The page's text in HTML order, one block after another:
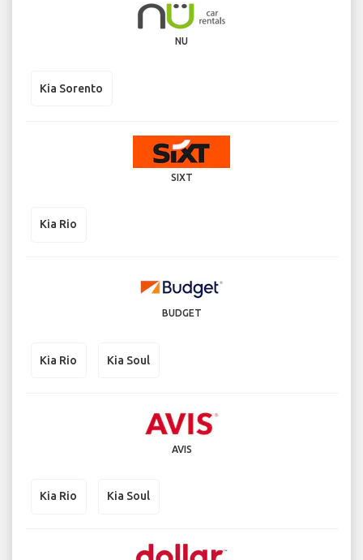
NU
Kia Sorento
SIXT
Kia Rio
BUDGET
Kia Rio Kia Soul
AVIS
Kia Rio Kia Soul